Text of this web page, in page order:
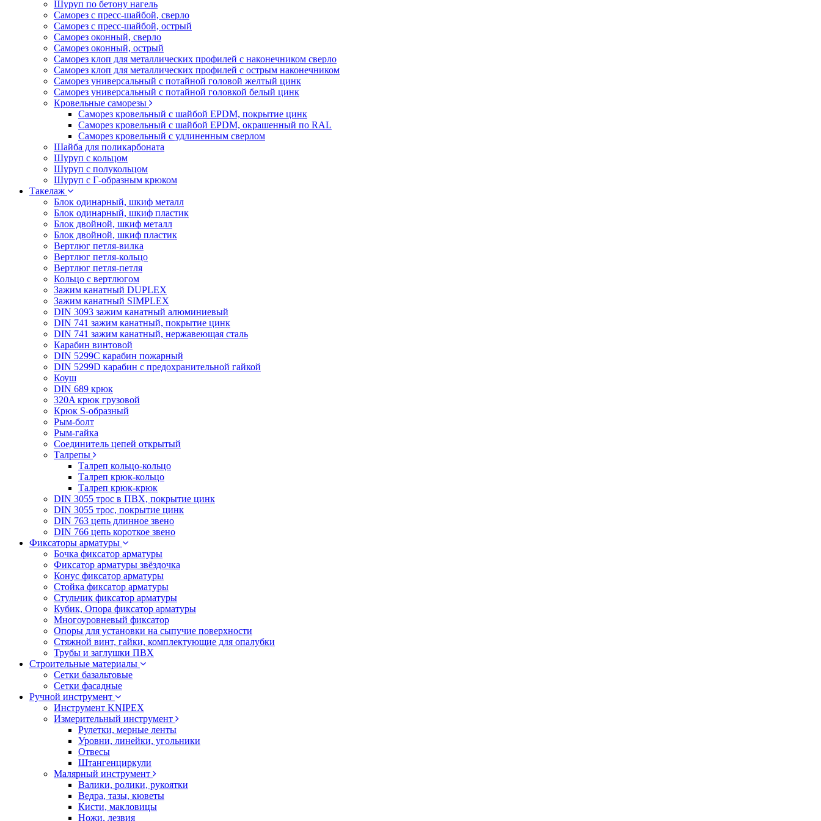
Шуруп по бетону нагель
Саморез с пресс-шайбой, сверло
Саморез с пресс-шайбой, острый
Саморез оконный, сверло
Саморез оконный, острый
Саморез клоп для металлических профилей с наконечником сверло
Саморез клоп для металлических профилей с острым наконечником
Саморез универсальный с потайной головой желтый цинк
Саморез универсальный с потайной головкой белый цинк
Кровельные саморезы
Саморез кровельный с шайбой EPDM, покрытие цинк
Саморез кровельный с шайбой EPDM, окрашенный по RAL
Саморез кровельный с удлиненным сверлом
Шайба для поликарбоната
Шуруп с кольцом
Шуруп с полукольцом
Шуруп с Г-образным крюком
Такелаж
Блок одинарный, шкиф металл
Блок одинарный, шкиф пластик
Блок двойной, шкиф металл
Блок двойной, шкиф пластик
Вертлюг петля-вилка
Вертлюг петля-кольцо
Вертлюг петля-петля
Кольцо с вертлюгом
Зажим канатный DUPLEX
Зажим канатный SIMPLEX
DIN 3093 зажим канатный алюминиевый
DIN 741 зажим канатный, покрытие цинк
DIN 741 зажим канатный, нержавеющая сталь
Карабин винтовой
DIN 5299C карабин пожарный
DIN 5299D карабин с предохранительной гайкой
Коуш
DIN 689 крюк
320A крюк грузовой
Крюк S-образный
Рым-болт
Рым-гайка
Соединитель цепей открытый
Талрепы
Талреп кольцо-кольцо
Талреп крюк-кольцо
Талреп крюк-крюк
DIN 3055 трос в ПВХ, покрытие цинк
DIN 3055 трос, покрытие цинк
DIN 763 цепь длинное звено
DIN 766 цепь короткое звено
Фиксаторы арматуры
Бочка фиксатор арматуры
Фиксатор арматуры звёздочка
Конус фиксатор арматуры
Стойка фиксатор арматуры
Стульчик фиксатор арматуры
Кубик, Опора фиксатор арматуры
Многоуровневый фиксатор
Опоры для установки на сыпучие поверхности
Стяжной винт, гайки, комплектующие для опалубки
Трубы и заглушки ПВХ
Строительные материалы
Сетки базальтовые
Сетки фасадные
Ручной инструмент
Инструмент KNIPEX
Измерительный инструмент
Рулетки, мерные ленты
Уровни, линейки, угольники
Отвесы
Штангенциркули
Малярный инструмент
Валики, ролики, рукоятки
Ведра, тазы, кюветы
Кисти, макловицы
Ножи, лезвия